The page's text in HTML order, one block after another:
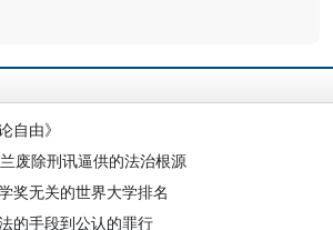
自由》
废除刑讯逼供的法治根源
奖无关的世界大学排名
的手段到公认的罪行